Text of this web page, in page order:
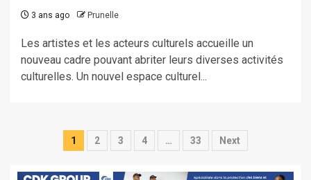
3 ans ago Prunelle
Les artistes et les acteurs culturels accueille un
nouveau cadre pouvant abriter leurs diverses activités
culturelles. Un nouvel espace culturel...
Pagination
1 2 3 4 … 33 Next